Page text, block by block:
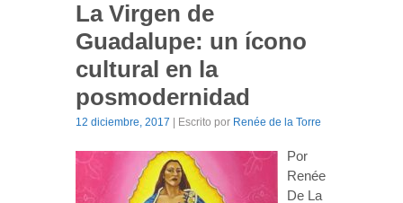
La Virgen de
Guadalupe: un ícono
cultural en la
posmodernidad
12 diciembre, 2017 | Escrito por Renée de la Torre
Por
Renée
De La